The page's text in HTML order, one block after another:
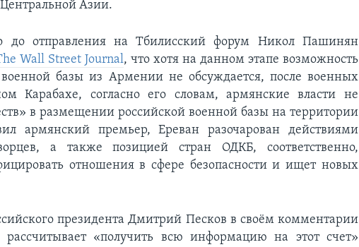
Азии.
до отправления на Тбилисский форум Никол Пашинян
Wall Street Journal, что хотя на данном этапе возможность
базы из Армении не обсуждается, после военных
Карабахе, согласно его словам, армянские власти не
в размещении российской военной базы на территории
армянский премьер, Ереван разочарован действиями
а также позицией стран ОДКБ, соответственно,
отношения в сфере безопасности и ищет новых
президента Дмитрий Песков в своём комментарии
рассчитывает «получить всю информацию на этот счет»